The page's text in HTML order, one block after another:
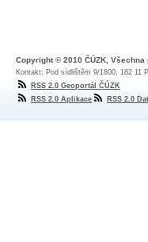
Copyright © 2010 ČÚZK, Všechna
Kontakt: Pod sídlištěm 9/1800, 182 11
RSS 2.0 Geoportál ČÚZK
RSS 2.0 Aplikace
RSS 2.0